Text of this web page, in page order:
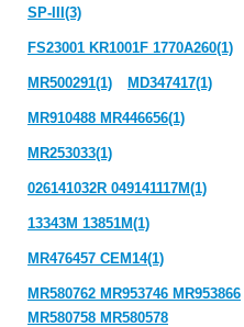
SP-III(3)
FS23001 KR1001F 1770A260(1)
MR500291(1) MD347417(1)
MR910488 MR446656(1)
MR253033(1)
026141032R 049141117M(1)
13343M 13851M(1)
MR476457 CEM14(1)
MR580762 MR953746 MR953866
MR580758 MR580578